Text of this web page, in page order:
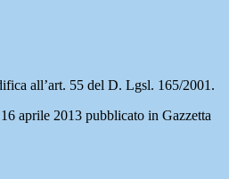
all’art. 55 del D. Lgsl. 165/2001.
aprile 2013 pubblicato in Gazzetta